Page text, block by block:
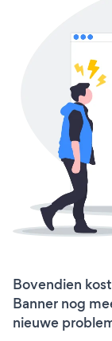
Bovendien
Banner nog
nieuwe